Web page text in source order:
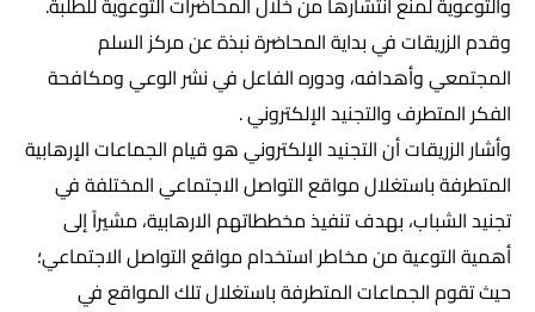
وقدم الزريقات في بداية المحاضرة نبذة عن مركز السلم
المجتمعي وأهدافه، ودوره الفاعل في نشر الوعي ومكافحة
الفكر المتطرف والتجنيد الإلكتروني .
وأشار الزريقات أن التجنيد الإلكتروني هو قيام الجماعات الإرهابية
المتطرفة باستغلال مواقع التواصل الاجتماعي المختلفة في
تجنيد الشباب، بهدف تنفيذ مخططاتهم الارهابية، مشيراً إلى
أهمية التوعية من مخاطر استخدام مواقع التواصل الاجتماعي؛
حيث تقوم الجماعات المتطرفة باستغلال تلك المواقع في